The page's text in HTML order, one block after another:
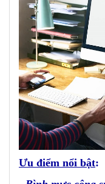
Ưu điểm nổi bật: